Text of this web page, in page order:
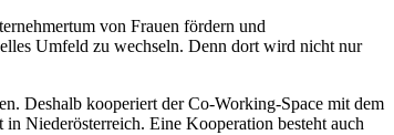
von Frauen fördern und
Umfeld zu wechseln. Denn dort wird nicht nur
Deshalb kooperiert der Co-Working-Space mit dem
Niederösterreich. Eine Kooperation besteht auch